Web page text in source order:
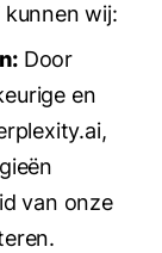
wij:
Door
en
van onze